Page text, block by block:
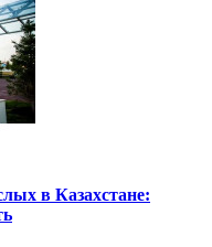
в Казахстане: